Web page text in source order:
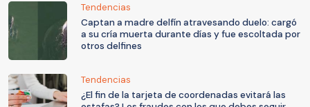
Tendencias
Captan a madre delfín atravesando duelo: cargó
a su cría muerta durante días y fue escoltada por
otros delfines
Tendencias
¿El fin de la tarjeta de coordenadas evitará las